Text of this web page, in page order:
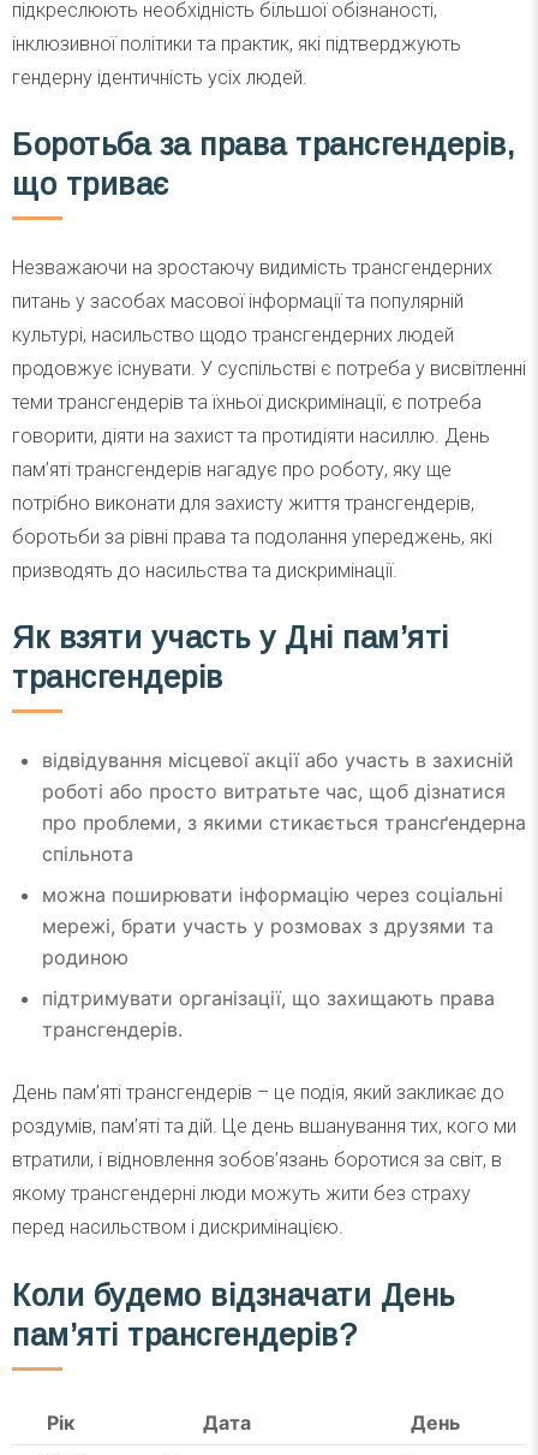
підкреслюють необхідність більшої обізнаності,
інклюзивної політики та практик, які підтверджують
гендерну ідентичність усіх людей.
Боротьба за права трансгендерів,
що триває
Незважаючи на зростаючу видимість трансгендерних
питань у засобах масової інформації та популярній
культурі, насильство щодо трансгендерних людей
продовжує існувати. У суспільстві є потреба у висвітленні
теми трансгендерів та їхньої дискримінації, є потреба
говорити, діяти на захист та протидіяти насиллю. День
пам’яті трансгендерів нагадує про роботу, яку ще
потрібно виконати для захисту життя трансгендерів,
боротьби за рівні права та подолання упереджень, які
призводять до насильства та дискримінації.
Як взяти участь у Дні пам’яті
трансгендерів
відвідування місцевої акції або участь в захисній
роботі або просто витратьте час, щоб дізнатися
про проблеми, з якими стикається трансґендерна
спільнота
можна поширювати інформацію через соціальні
мережі, брати участь у розмовах з друзями та
родиною
підтримувати організації, що захищають права
трансгендерів.
День пам’яті трансгендерів – це подія, який закликає до
роздумів, пам’яті та дій. Це день вшанування тих, кого ми
втратили, і відновлення зобов’язань боротися за світ, в
якому трансгендерні люди можуть жити без страху
перед насильством і дискримінацією.
Коли будемо відзначати День
пам’яті трансгендерів?
Рік Дата
День